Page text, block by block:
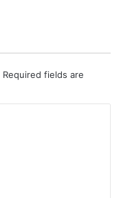
Required fields are